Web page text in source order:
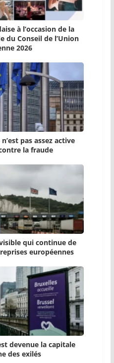
à l’occasion de la
du Conseil de l’Union
2026
pas assez active
la fraude
qui continue de
européennes
devenue la capitale
des exilés